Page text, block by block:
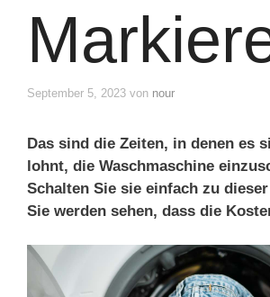
September 5, 2023 von nour
Das sind die Zeiten, in denen es
lohnt, die Waschmaschine
Schalten Sie sie einfach zu
Sie werden sehen, dass die